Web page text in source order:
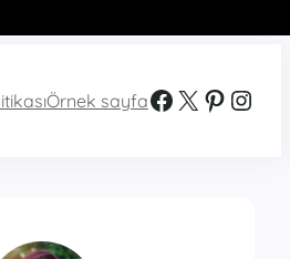
Örnek sayfaFacebook X Pinterest Instagram